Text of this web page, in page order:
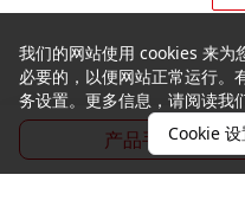
产品手册
我们的网站使用 cookies 来为
必要的，以便网站正常运行。
务设置。更多信息，请阅读我
Cookie